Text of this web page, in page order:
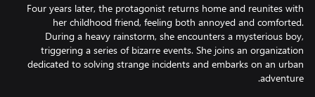
Four years later, the protagonist returns home and reunites with
her childhood friend, feeling both annoyed and comforted.
During a heavy rainstorm, she encounters a mysterious boy,
triggering a series of bizarre events. She joins an organization
dedicated to solving strange incidents and embarks on an urban